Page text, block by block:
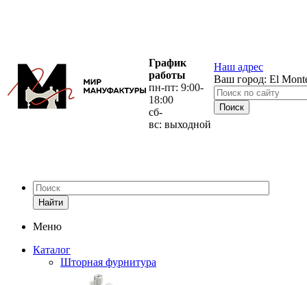
График
работы
пн-пт: 9:00-
18:00
сб-
вс: выходной
Наш адрес
Ваш город: El
Найти
Меню
Каталог
Шторная фурнитура